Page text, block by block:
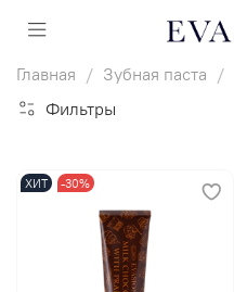
Главная Зубная паста
Фильтры
ХИТ -30%